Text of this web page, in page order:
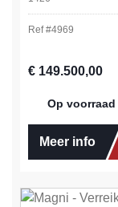
Ref #4969
Normale prijs:
€ 149.500,00
Op voorraad
Meer info